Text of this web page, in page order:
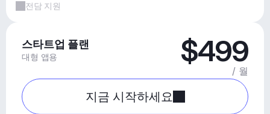
전담 지원
스타트업 플랜
대형 앱용 $499
/ 월
지금 시작하세요